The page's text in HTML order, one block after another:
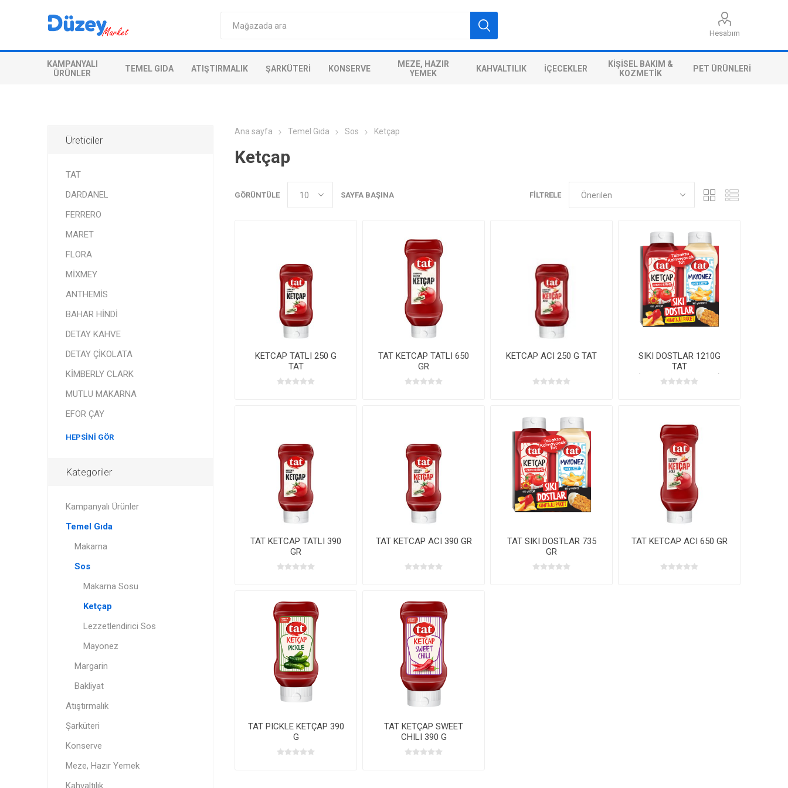
Hesabım
KAMPANYALI
ÜRÜNLER
TEMEL GIDA ATIŞTIRMALIK ŞARKÜTERI KONSERVE
MEZE, HAZIR
YEMEK
KAHVALTILIK İÇECEKLER
KIŞISEL BAKIM &
KOZMETIK
PET ÜRÜNLERI
Ana sayfa Temel Gıda Sos Ketçap
Ketçap
FILTRELE
GÖRÜNTÜLE SAYFA BAŞINA
KETCAP TATLI 250 G
TAT
TAT KETCAP TATLI 650
GR
KETCAP ACI 250 G TAT
SIKI DOSTLAR 1210G
TAT
(KET650G+MAY560G)
TAT KETCAP TATLI 390
GR
TAT KETCAP ACI 390 GR
TAT SIKI DOSTLAR 735
GR
TAT KETCAP ACI 650 GR
TAT PICKLE KETÇAP 390
G
TAT KETÇAP SWEET
CHILI 390 G
Üreticiler
TAT
DARDANEL
FERRERO
MARET
FLORA
MİXMEY
ANTHEMİS
BAHAR HİNDİ
DETAY KAHVE
DETAY ÇİKOLATA
KİMBERLY CLARK
MUTLU MAKARNA
EFOR ÇAY
HEPSINI GÖR
Kategoriler
Kampanyalı Ürünler
Temel Gıda
Makarna
Sos
Makarna Sosu
Ketçap
Lezzetlendirici Sos
Mayonez
Margarin
Bakliyat
Atıştırmalık
Şarküteri
Konserve
Meze, Hazır Yemek
Kahvaltılık